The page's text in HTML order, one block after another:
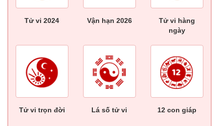
Tử vi 2024 Vận hạn 2026
Tử vi hàng
ngày
Tử vi trọn đời Lá số tử vi 12 con giáp